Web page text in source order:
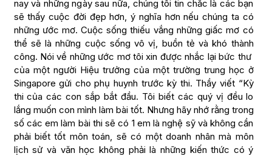
nay và những ngày sau nữa, chúng tôi tin chắc là các bạn
sẽ thấy cuộc đời đẹp hơn, ý nghĩa hơn nếu chúng ta có
những ước mơ. Cuộc sống thiếu vắng những giấc mơ có
thể sẽ là những cuộc sống vô vị, buồn tẻ và khó thành
công. Nói về những ước mơ tôi xin được nhắc lại bức thư
của một người Hiệu trưởng của một trường trung học ở
Singapore gửi cho phụ huynh trước kỳ thi. Thầy viết “Kỳ
thi của các con sắp bắt đầu. Tôi biết các quý vị đều lo
lắng muốn con mình làm bài tốt. Nhưng hãy nhớ rằng trong
số các em làm bài thi sẽ có 1 em là nghệ sỹ và không cần
phải biết tốt môn toán, sẽ có một doanh nhân mà môn
lịch sử và văn học không phải là những kiến thức có ý